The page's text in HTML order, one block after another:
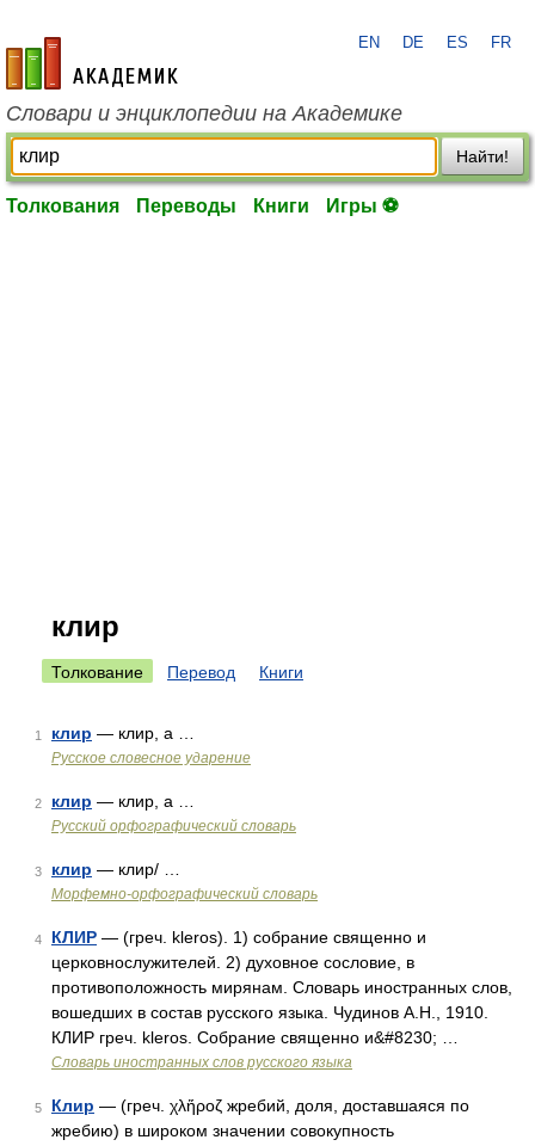
academic.ru
EN DE ES FR
Словари и энциклопедии на Академике
Найти!
Толкования Переводы Книги Игры ⚽
клир
Толкование Перевод Книги
1 клир — клир, а …
Русское словесное ударение
2 клир — клир, а …
Русский орфографический словарь
3 клир — клир/ …
Морфемно-орфографический словарь
4 КЛИР — (греч. kleros). 1) собрание священно и
церковнослужителей. 2) духовное сословие, в
противоположность мирянам. Словарь иностранных слов,
вошедших в состав русского языка. Чудинов А.Н., 1910.
КЛИР греч. kleros. Собрание священно и&#8230; …
Словарь иностранных слов русского языка
5 Клир — (греч. χλἥροζ жребий, доля, доставшаяся по
жребию) в широком значении совокупность